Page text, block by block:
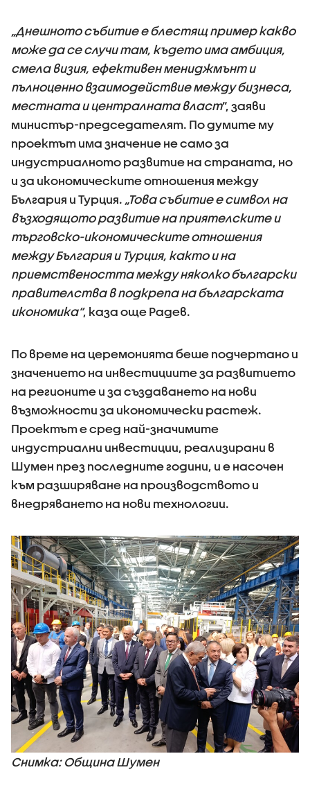
„Днешното събитие е блестящ пример какво
може да се случи там, където има амбиция,
смела визия, ефективен мениджмънт и
пълноценно взаимодействие между бизнеса,
местната и централната власт“, заяви
министър-председателят. По думите му
проектът има значение не само за
индустриалното развитие на страната, но
и за икономическите отношения между
България и Турция. „Това събитие е символ на
възходящото развитие на приятелските и
търговско-икономическите отношения
между България и Турция, както и на
приемствеността между няколко български
правителства в подкрепа на българската
икономика“, каза още Радев.
По време на церемонията беше подчертано и
значението на инвестициите за развитието
на регионите и за създаването на нови
възможности за икономически растеж.
Проектът е сред най-значимите
индустриални инвестиции, реализирани в
Шумен през последните години, и е насочен
към разширяване на производството и
внедряването на нови технологии.
Снимка: Община Шумен